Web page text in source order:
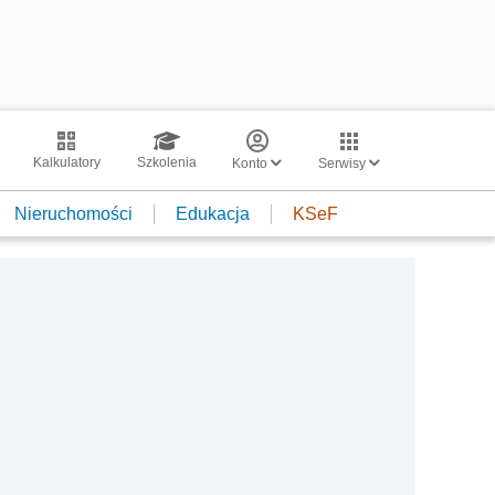
Kalkulatory Szkolenia Konto Serwisy
Nieruchomości Edukacja KSeF